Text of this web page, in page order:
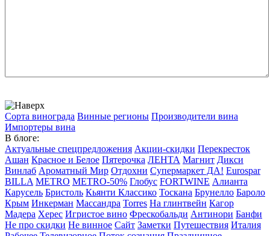
Сорта винограда Винные регионы Производители вина
Импортеры вина
В блоге:
Актуальные спецпредложения Акции-скидки Перекресток
Ашан Красное и Белое Пятерочка ЛЕНТА Магнит Дикси
Винлаб Ароматный Мир Отдохни Супермаркет ДА! Eurospar
BILLA METRO METRO-50% Глобус FORTWINE Алианта
Карусель Бристоль Кьянти Классико Тоскана Брунелло Бароло
Крым Инкерман Массандра Torres На глинтвейн Кагор
Мадера Херес Игристое вино Фрескобальди Антинори Банфи
Не про скидки Не винное Сайт Заметки Путешествия Италия